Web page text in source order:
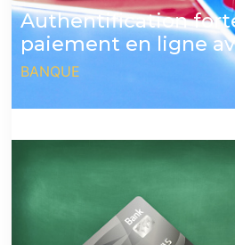
Authentification
paiement en ligne
BANQUE